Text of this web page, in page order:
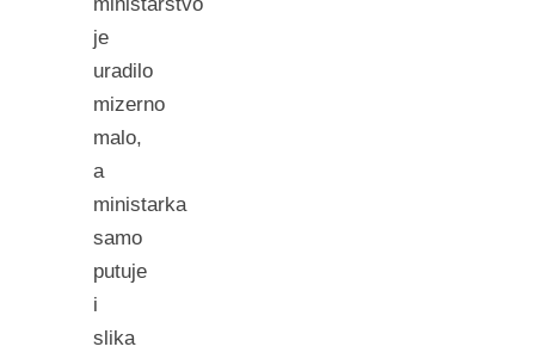
je
uradilo
mizerno
malo,
a
ministarka
samo
putuje
i
slika